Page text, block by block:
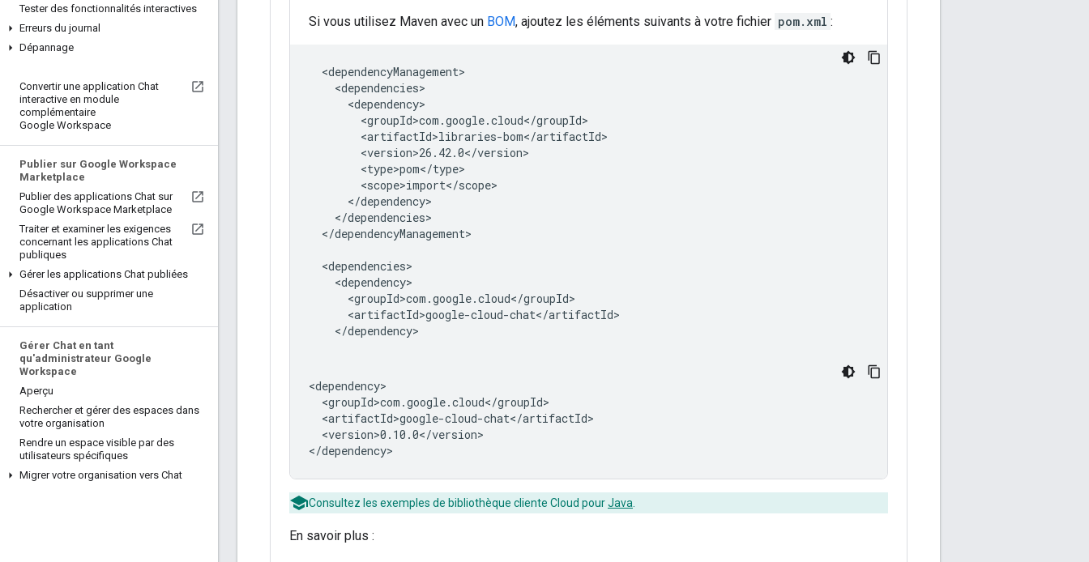
Tester des fonctionnalités interactives
Erreurs du journal
Dépannage
Convertir une application Chat
interactive en module
complémentaire
Google Workspace
Publier sur Google Workspace
Marketplace
Publier des applications Chat sur
Google Workspace Marketplace
Traiter et examiner les exigences
concernant les applications Chat
publiques
Gérer les applications Chat publiées
Désactiver ou supprimer une
application
Gérer Chat en tant
qu'administrateur Google
Workspace
Aperçu
Rechercher et gérer des espaces dans
votre organisation
Rendre un espace visible par des
utilisateurs spécifiques
Migrer votre organisation vers Chat
Si vous utilisez Maven avec un BOM, ajoutez les éléments suivants à votre fichier pom.xml :
</dependencyManagement>
<version>0.10.0</version>
Consultez les exemples de bibliothèque cliente Cloud pourJava
En savoir plus :